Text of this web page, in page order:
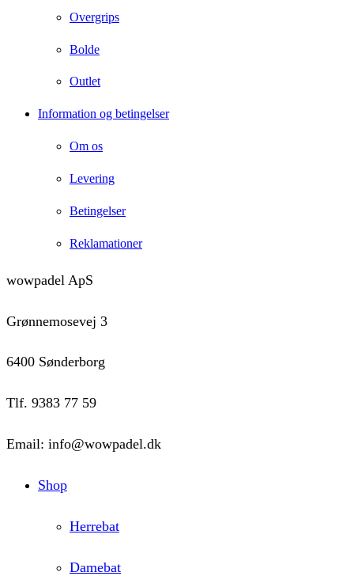
Overgrips
Bolde
Outlet
Information og betingelser
Om os
Levering
Betingelser
Reklamationer
Instagram
wowpadel ApS
Grønnemosevej 3
6400 Sønderborg
Tlf. 9383 77 59
Email: info@wowpadel.dk
Shop
Herrebat
Damebat